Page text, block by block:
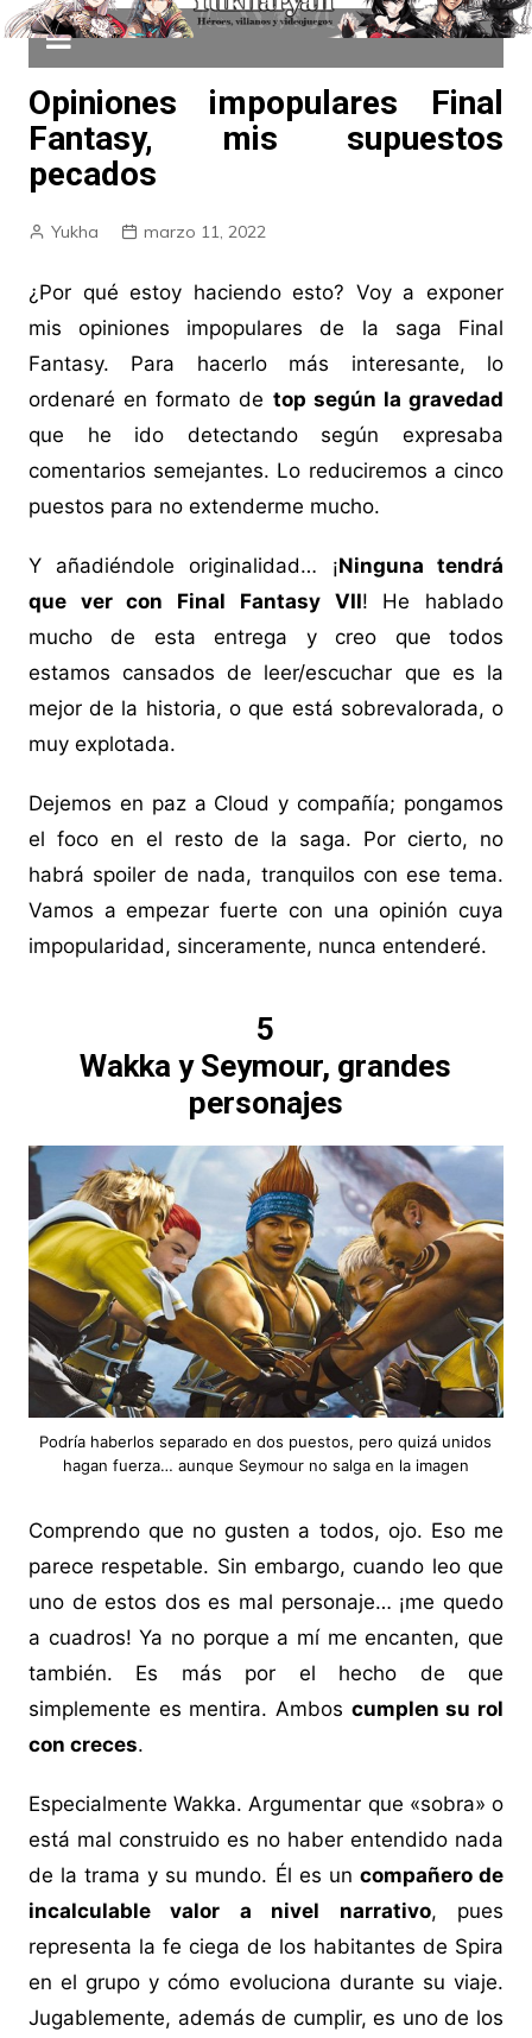
Opiniones impopulares Final
Fantasy, mis supuestos
pecados
Yukha marzo 11, 2022
¿Por qué estoy haciendo esto? Voy a exponer
mis opiniones impopulares de la saga Final
Fantasy. Para hacerlo más interesante, lo
ordenaré en formato de top según la gravedad
que he ido detectando según expresaba
comentarios semejantes. Lo reduciremos a cinco
puestos para no extenderme mucho.
Y añadiéndole originalidad… ¡Ninguna tendrá
que ver con Final Fantasy VII! He hablado
mucho de esta entrega y creo que todos
estamos cansados de leer/escuchar que es la
mejor de la historia, o que está sobrevalorada, o
muy explotada.
Dejemos en paz a Cloud y compañía; pongamos
el foco en el resto de la saga. Por cierto, no
habrá spoiler de nada, tranquilos con ese tema.
Vamos a empezar fuerte con una opinión cuya
impopularidad, sinceramente, nunca entenderé.
5
Wakka y Seymour, grandes
personajes
Podría haberlos separado en dos puestos, pero quizá unidos
hagan fuerza… aunque Seymour no salga en la imagen
Comprendo que no gusten a todos, ojo. Eso me
parece respetable. Sin embargo, cuando leo que
uno de estos dos es mal personaje… ¡me quedo
a cuadros! Ya no porque a mí me encanten, que
también. Es más por el hecho de que
simplemente es mentira. Ambos cumplen su rol
con creces.
Especialmente Wakka. Argumentar que «sobra» o
está mal construido es no haber entendido nada
de la trama y su mundo. Él es un compañero de
incalculable valor a nivel narrativo, pues
representa la fe ciega de los habitantes de Spira
en el grupo y cómo evoluciona durante su viaje.
Jugablemente, además de cumplir, es uno de los